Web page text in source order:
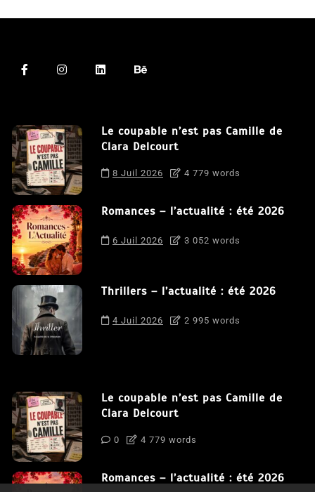
Le coupable n’est pas Camille de
Clara Delcourt
8 Juil 2026 4 779 words
Romances – l’actualité : été 2026
6 Juil 2026 3 052 words
Thrillers – l’actualité : été 2026
4 Juil 2026 2 995 words
Le coupable n’est pas Camille de
Clara Delcourt
0 4 779 words
Romances – l’actualité : été 2026